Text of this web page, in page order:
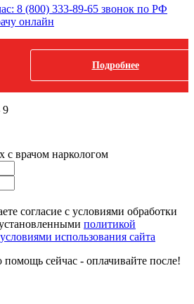
8 (800) 333-89-65 звонок по РФ
онлайн
Подробнее
9
с врачом наркологом
согласие с условиями обработки
политикой
условиями использования сайта
сейчас - оплачивайте после!